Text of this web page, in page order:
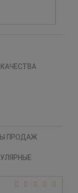
КАЧЕСТВА
ПРОДАЖ